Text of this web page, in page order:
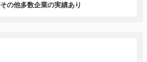
その他多数企業の実績あり